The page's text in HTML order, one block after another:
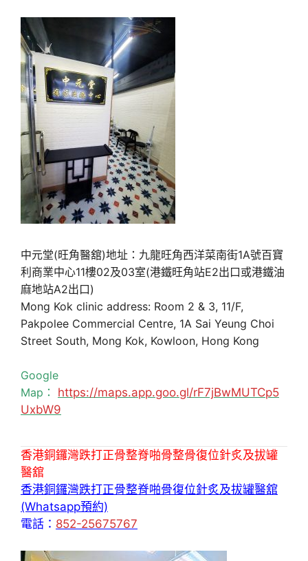
中元堂(旺角醫舘)地址：九龍旺角西洋菜南街1A號百寶
利商業中心11樓02及03室(港鐵旺角站E2出口或港鐵油
麻地站A2出口)
Mong Kok clinic address: Room 2 & 3, 11/F,
Pakpolee Commercial Centre, 1A Sai Yeung Choi
Street South, Mong Kok, Kowloon, Hong Kong
Google
Map： https://maps.app.goo.gl/rF7jBwMUTCp5
UxbW9
香港銅鑼灣跌打正骨整脊啪骨整骨復位針炙及拔罐
醫舘
香港銅鑼灣跌打正骨整脊啪骨復位針炙及拔罐醫舘
(Whatsapp預約)
電話： 852-25675767